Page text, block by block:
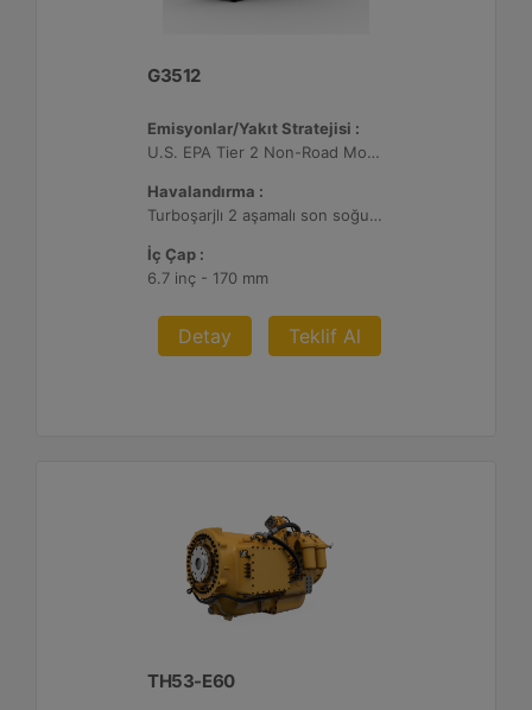
G3512
Emisyonlar/Yakıt Stratejisi :
U.S. EPA Tier 2 Non-Road Mobile
Havalandırma :
Turboşarjlı 2 aşamalı son soğutmalı
İç Çap :
6.7 inç - 170 mm
Detay Teklif Al
TH53-E60